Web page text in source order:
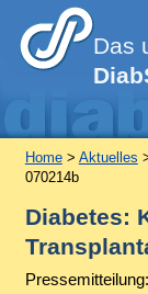
Das
Home> Aktuelles
070214b
Diabetes:
Pressemitteilung: